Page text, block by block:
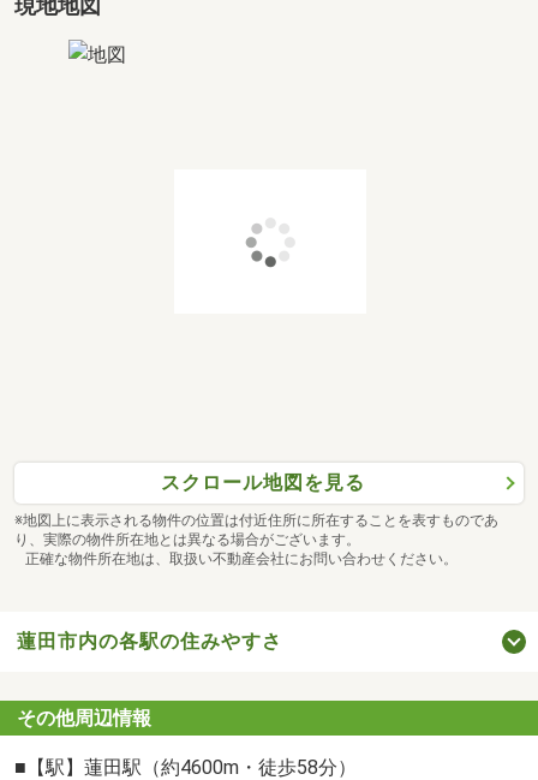
①見学希望日の【空欄】に2日後を入力
＊当日と翌日の入力はエラーになります
さいたま市大宮区吉敷町4-261-1 5階
０１２０―８５４―３７３
＊JR『さいたま新都心駅』徒歩１分
■東宝ハウス新都心のサービス
1）住宅ローンの借入診断
＊どこの銀行で借りるとお得なのか？
現地地図
スクロール地図を見る
※地図上に表示される物件の位置は付近住所に所在することを表すものであ
り、実際の物件所在地とは異なる場合がございます。
正確な物件所在地は、取扱い不動産会社にお問い合わせください。
蓮田市内の各駅の住みやすさ
その他周辺情報
■【駅】蓮田駅（約4600m・徒歩58分）